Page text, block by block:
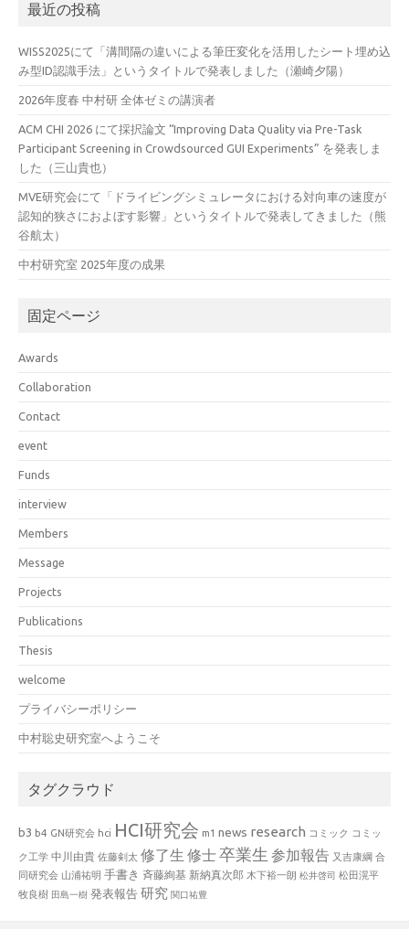
最近の投稿
WISS2025にて「溝間隔の違いによる筆圧変化を活用したシート埋め込
み型ID認識手法」というタイトルで発表しました（瀬崎夕陽）
2026年度春 中村研 全体ゼミの講演者
ACM CHI 2026 にて採択論文 “Improving Data Quality via Pre-Task
Participant Screening in Crowdsourced GUI Experiments” を発表しま
した（三山貴也）
MVE研究会にて「ドライビングシミュレータにおける対向車の速度が
認知的狭さにおよぼす影響」というタイトルで発表してきました（熊
谷航太）
中村研究室 2025年度の成果
固定ページ
Awards
Collaboration
Contact
event
Funds
interview
Members
Message
Projects
Publications
Thesis
welcome
プライバシーポリシー
中村聡史研究室へようこそ
タグクラウド
b3 b4 GN研究会 hci HCI研究会 m1 news research コミック コミッ
ク工学 中川由貴 佐藤剣太 修了生 修士卒業生 参加報告 又吉康綱 合
同研究会 山浦祐明 手書き 斉藤絢基 新納真次郎 木下裕一朗 松井啓司 松田滉平
牧良樹 田島一樹 発表報告 研究 関口祐豊